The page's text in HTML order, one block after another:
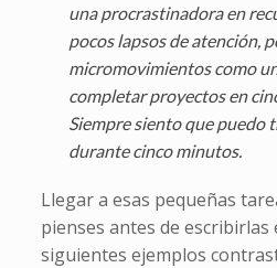
una procrastinadora en
pocos lapsos de atención,
micromovimientos como
completar proyectos en
Siempre siento que puedo
durante cinco minutos.
Llegar a esas pequeñas
pienses antes de escribirlas
siguientes ejemplos